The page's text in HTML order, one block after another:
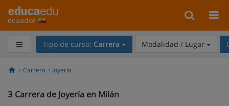
ecuador
Tipo de curso: Carrera Modalidad / Lugar
Carrera Joyería
3 Carrera de Joyería en Milán